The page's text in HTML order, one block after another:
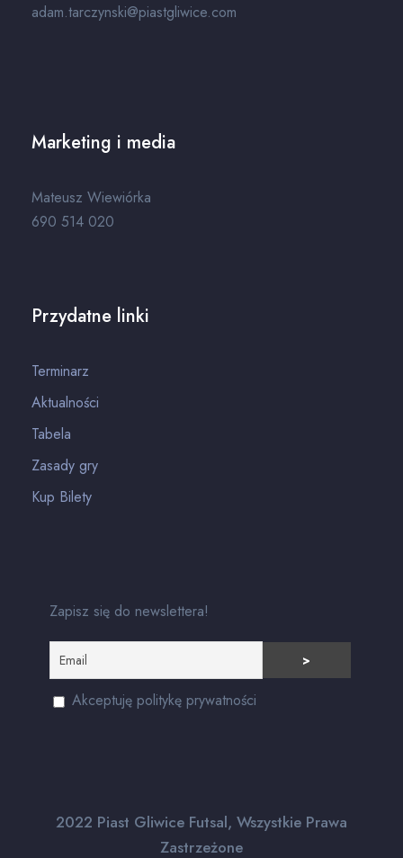
adam.tarczynski@piastgliwice.com
Marketing i media
Mateusz Wiewiórka
690 514 020
Przydatne linki
Terminarz
Aktualności
Tabela
Zasady gry
Kup Bilety
Zapisz się do newslettera!
Akceptuję politykę prywatności
2022 Piast Gliwice Futsal, Wszystkie Prawa
Zastrzeżone